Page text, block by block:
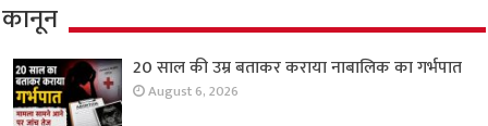
कानून
20 साल की उम्र बताकर कराया नाबालिक का गर्भपात
August 6, 2026